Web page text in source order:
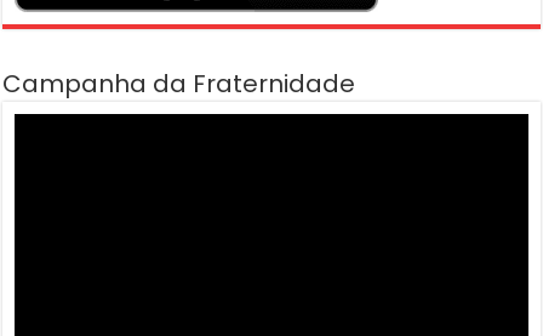
Campanha da Fraternidade